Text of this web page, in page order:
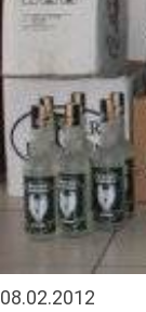
08.02.2012